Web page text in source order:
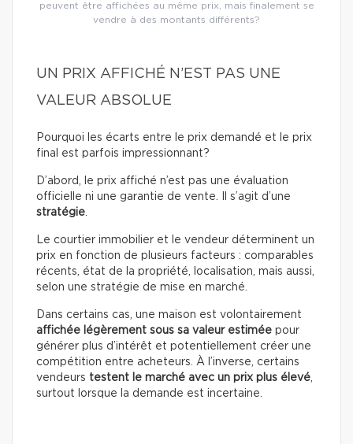
peuvent être affichées au même prix, mais finalement se
vendre à des montants différents?
UN PRIX AFFICHÉ N’EST PAS UNE
VALEUR ABSOLUE
Pourquoi les écarts entre le prix demandé et le prix
final est parfois impressionnant?
D’abord, le prix affiché n’est pas une évaluation
officielle ni une garantie de vente. Il s’agit d’une
stratégie.
Le courtier immobilier et le vendeur déterminent un
prix en fonction de plusieurs facteurs : comparables
récents, état de la propriété, localisation, mais aussi,
selon une stratégie de mise en marché.
Dans certains cas, une maison est volontairement
affichée légèrement sous sa valeur estimée pour
générer plus d’intérêt et potentiellement créer une
compétition entre acheteurs. À l’inverse, certains
vendeurs testent le marché avec un prix plus élevé,
surtout lorsque la demande est incertaine.